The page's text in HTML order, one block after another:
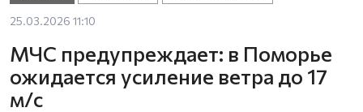
25.03.2026 11:10
МЧС предупреждает: в Поморье
ожидается усиление ветра до 17
м/с